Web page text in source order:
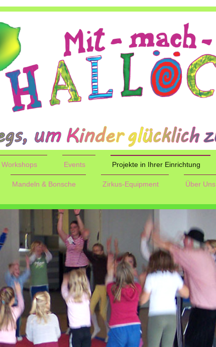
Events Projekte in Ihrer Einrichtung
Mandeln & Bonsche Zirkus-Equipment Über Uns